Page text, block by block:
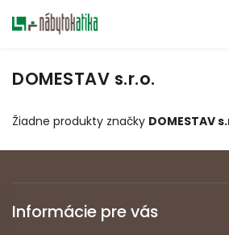
DOMESTAV s.r.o.
Žiadne produkty značky DOMESTAV
Informácie pre vás